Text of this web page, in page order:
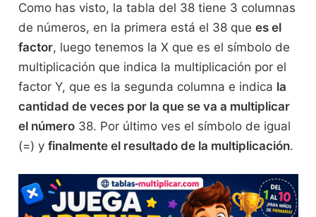
Como has visto, la tabla del 38 tiene 3 columnas
de números, en la primera está el 38 que es el
factor, luego tenemos la X que es el símbolo de
multiplicación que indica la multiplicación por el
factor Y, que es la segunda columna e indica la
cantidad de veces por la que se va a multiplicar
el número38. Por último ves el símbolo de igual
(=) y finalmente el resultado de la multiplicación.